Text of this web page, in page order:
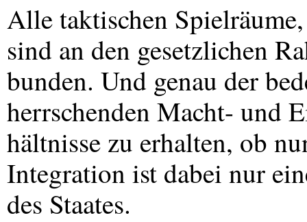
Alle taktischen
sind an den gesetzlichen
bunden. Und genau der
herrschenden Macht- und
hältnisse zu erhalten, ob
Integration ist dabei nur
des Staates.